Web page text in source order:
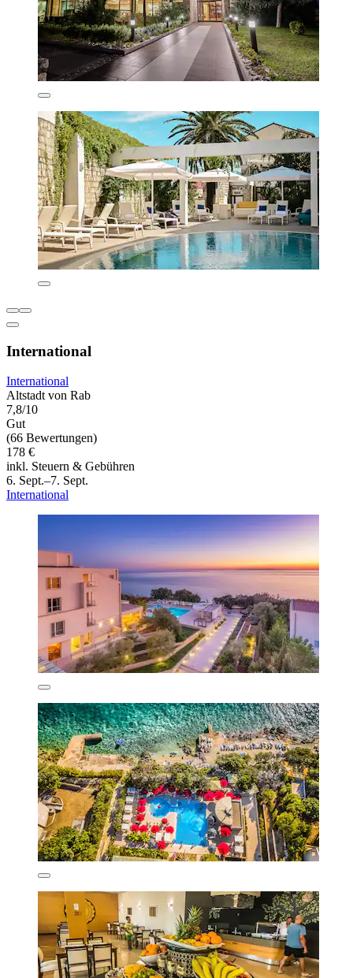
International
International
Altstadt von Rab
7,8/10
Gut
(66 Bewertungen)
178 €
inkl. Steuern & Gebühren
6. Sept.–7. Sept.
International